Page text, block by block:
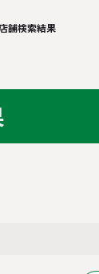
店舗検索結果